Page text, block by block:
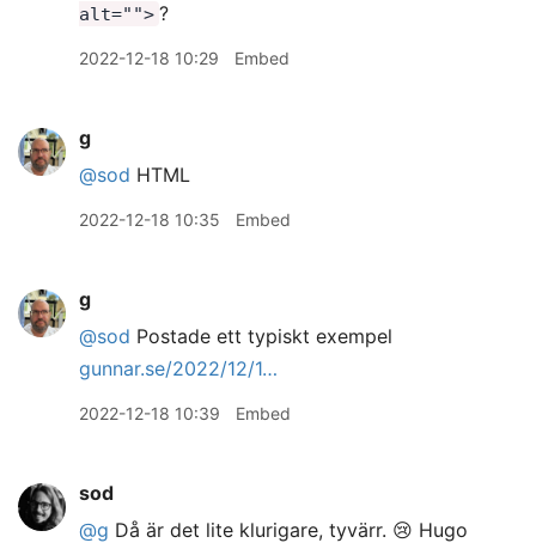
alt=""> ?
2022-12-18 10:29 Embed
g
@sod HTML
2022-12-18 10:35 Embed
g
@sod Postade ett typiskt exempel
gunnar.se/2022/12/1…
2022-12-18 10:39 Embed
sod
@g Då är det lite klurigare, tyvärr. 😢 Hugo